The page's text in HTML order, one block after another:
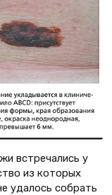
встречались у
из которых
удалось собрать